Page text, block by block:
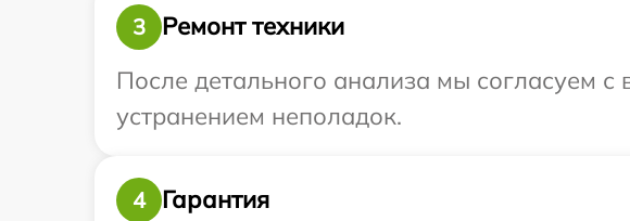
3
Ремонт техники
После детального анализа мы согласуем
устранением неполадок.
4
Гарантия